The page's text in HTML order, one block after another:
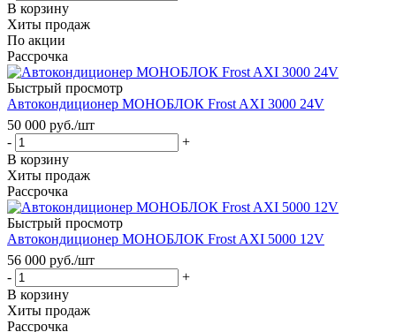
В корзину
Хиты продаж
По акции
Рассрочка
Быстрый просмотр
Автокондиционер МОНОБЛОК Frost AXI 3000 24V
50 000 руб./шт
-
+
В корзину
Хиты продаж
Рассрочка
Быстрый просмотр
Автокондиционер МОНОБЛОК Frost AXI 5000 12V
56 000 руб./шт
-
+
В корзину
Хиты продаж
Рассрочка